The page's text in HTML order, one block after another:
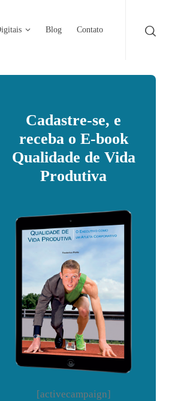
Blog Contato
Cadastre-se, e
receba o E-book
Qualidade de Vida
Produtiva
[activecampaign]